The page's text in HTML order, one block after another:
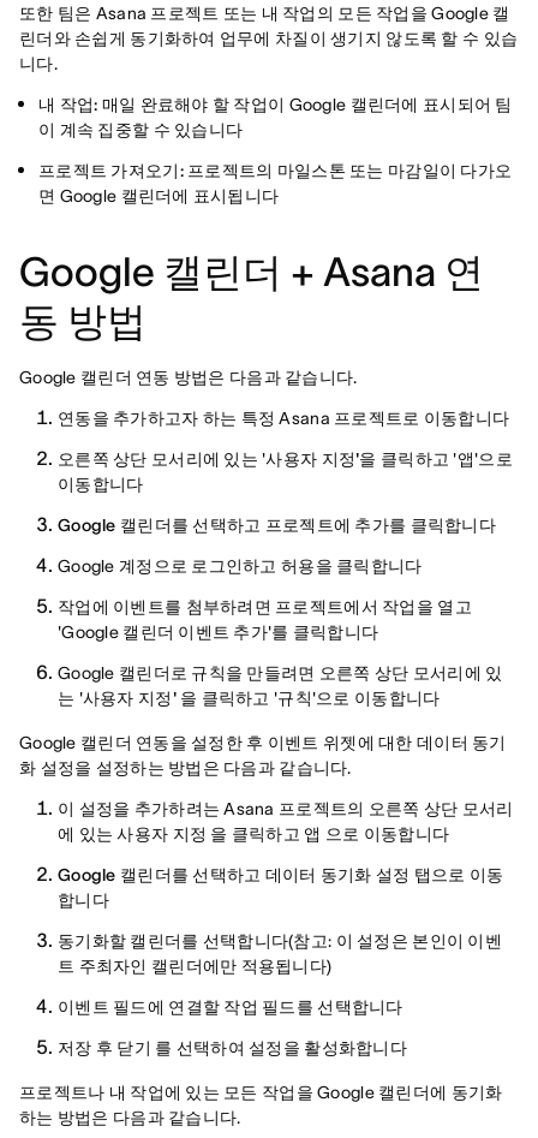
또한 팀은 Asana 프로젝트 또는 내 작업의 모든 작업을 Google 캘
린더와 손쉽게 동기화하여 업무에 차질이 생기지 않도록 할 수 있습
니다.
내 작업: 매일 완료해야 할 작업이 Google 캘린더에 표시되어 팀
이 계속 집중할 수 있습니다
프로젝트 가져오기:프로젝트의 마일스톤 또는 마감일이 다가오
면 Google 캘린더에 표시됩니다
Google 캘린더 + Asana 연
동 방법
Google 캘린더 연동 방법은 다음과 같습니다.
연동을 추가하고자 하는 특정 Asana 프로젝트로 이동합니다
오른쪽 상단 모서리에 있는 '사용자 지정'을 클릭하고 '앱'으로
이동합니다
Google 캘린더를 선택하고 프로젝트에 추가를 클릭합니다
Google 계정으로 로그인하고 허용을 클릭합니다
작업에 이벤트를 첨부하려면 프로젝트에서 작업을 열고
'Google 캘린더 이벤트 추가'를 클릭합니다
Google 캘린더로 규칙을 만들려면 오른쪽 상단 모서리에 있
는 '사용자 지정'을 클릭하고 '규칙'으로 이동합니다
Google 캘린더 연동을 설정한 후 이벤트 위젯에 대한 데이터 동기
화 설정을 설정하는 방법은 다음과 같습니다.
이 설정을 추가하려는 Asana 프로젝트의 오른쪽 상단 모서리
에 있는 사용자 지정 을 클릭하고 앱 으로 이동합니다
Google 캘린더를 선택하고 데이터 동기화 설정 탭으로 이동
합니다
동기화할 캘린더를 선택합니다(참고: 이 설정은 본인이 이벤
트 주최자인 캘린더에만 적용됩니다)
이벤트 필드에 연결할 작업 필드를 선택합니다
저장 후 닫기 를 선택하여 설정을 활성화합니다
프로젝트나 내 작업에 있는 모든 작업을 Google 캘린더에 동기화
하는 방법은 다음과 같습니다.